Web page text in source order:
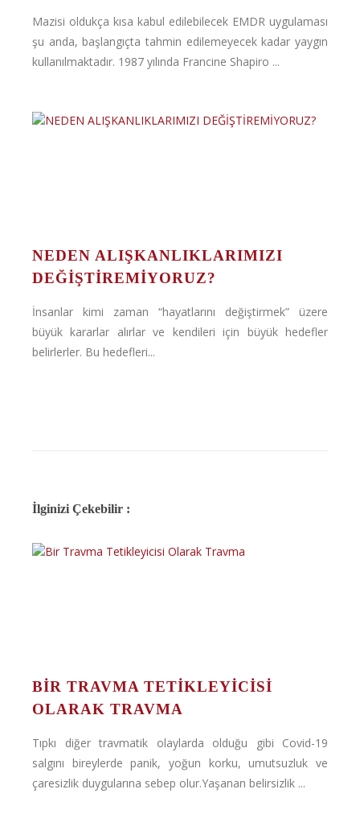
Mazisi oldukça kısa kabul edilebilecek EMDR uygulaması
şu anda, başlangıçta tahmin edilemeyecek kadar yaygın
kullanılmaktadır. 1987 yılında Francine Shapiro ...
NEDEN ALIŞKANLIKLARIMIZI
DEĞİŞTİREMİYORUZ?
İnsanlar kimi zaman “hayatlarını değiştirmek” üzere
büyük kararlar alırlar ve kendileri için büyük hedefler
belirlerler. Bu hedefleri...
İlginizi Çekebilir :
BIR TRAVMA TETIKLEYICISI
OLARAK TRAVMA
Tıpkı diğer travmatik olaylarda olduğu gibi Covid-19
salgını bireylerde panik, yoğun korku, umutsuzluk ve
çaresizlik duygularına sebep olur.Yaşanan belirsizlik ...